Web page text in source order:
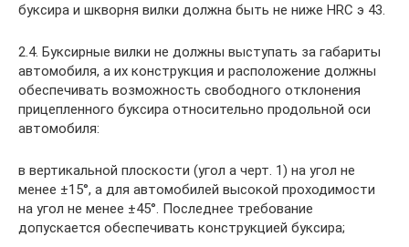
буксира и шкворня вилки должна быть не ниже HRC э 43.
2.4. Буксирные вилки не должны выступать за габариты
автомобиля, а их конструкция и расположение должны
обеспечивать возможность свободного отклонения
прицепленного буксира относительно продольной оси
автомобиля:
в вертикальной плоскости (угол a черт. 1) на угол не
менее ±15°, а для автомобилей высокой проходимости
на угол не менее ±45°. Последнее требование
допускается обеспечивать конструкцией буксира;